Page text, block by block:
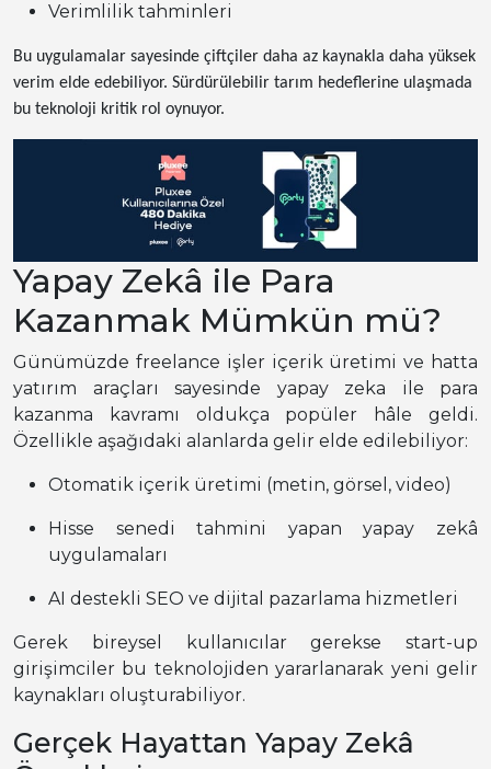
Verimlilik tahminleri
Bu uygulamalar sayesinde çiftçiler daha az kaynakla daha yüksek
verim elde edebiliyor. Sürdürülebilir tarım hedeflerine ulaşmada
bu teknoloji kritik rol oynuyor.
Yapay Zekâ ile Para
Kazanmak Mümkün mü?
Günümüzde freelance işler içerik üretimi ve hatta
yatırım araçları sayesinde yapay zeka ile para
kazanma kavramı oldukça popüler hâle geldi.
Özellikle aşağıdaki alanlarda gelir elde edilebiliyor:
Otomatik içerik üretimi (metin, görsel, video)
Hisse senedi tahmini yapan yapay zekâ
uygulamaları
AI destekli SEO ve dijital pazarlama hizmetleri
Gerek bireysel kullanıcılar gerekse start-up
girişimciler bu teknolojiden yararlanarak yeni gelir
kaynakları oluşturabiliyor.
Gerçek Hayattan Yapay Zekâ